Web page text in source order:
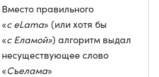
Вместо правильного
«с eLama» (или хотя бы
«с Еламой») алгоритм выдал
несуществующее слово
«Съелама»